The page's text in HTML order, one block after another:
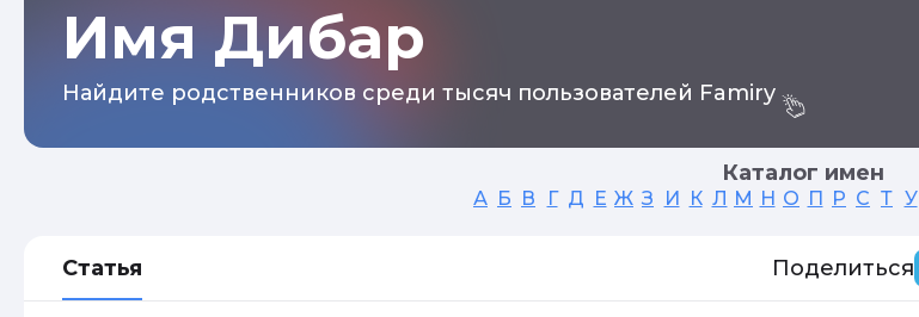
Имя Дибар
Найдите родственников среди тысяч пользователей Famiry
Каталог имен
А Б В Г Д Е Ж З И К Л М Н О П Р С Т У
Статья Поделиться